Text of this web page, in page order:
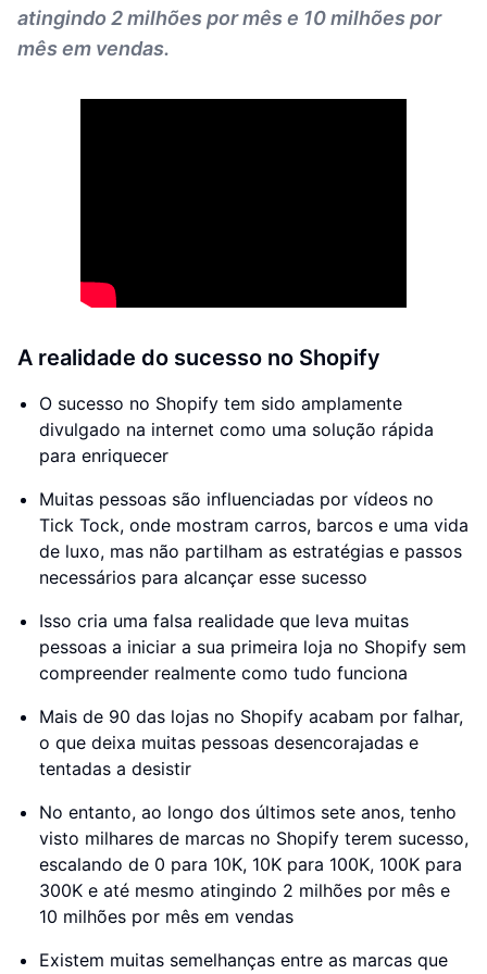
atingindo 2 milhões por mês e 10 milhões por
mês em vendas.
A realidade do sucesso no Shopify
O sucesso no Shopify tem sido amplamente
divulgado na internet como uma solução rápida
para enriquecer
Muitas pessoas são influenciadas por vídeos no
Tick Tock, onde mostram carros, barcos e uma vida
de luxo, mas não partilham as estratégias e passos
necessários para alcançar esse sucesso
Isso cria uma falsa realidade que leva muitas
pessoas a iniciar a sua primeira loja no Shopify sem
compreender realmente como tudo funciona
Mais de 90 das lojas no Shopify acabam por falhar,
o que deixa muitas pessoas desencorajadas e
tentadas a desistir
No entanto, ao longo dos últimos sete anos, tenho
visto milhares de marcas no Shopify terem sucesso,
escalando de 0 para 10K, 10K para 100K, 100K para
300K e até mesmo atingindo 2 milhões por mês e
10 milhões por mês em vendas
Existem muitas semelhanças entre as marcas que